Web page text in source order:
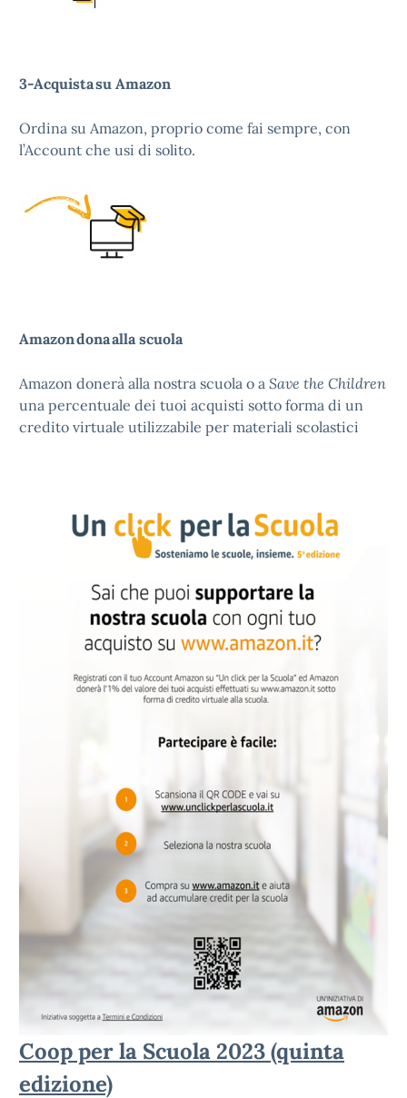
3-Acquistasu Amazon
Ordina su Amazon, proprio come fai sempre, con
l’Account che usi di solito.
Amazondonaalla scuola
Amazon donerà alla nostra scuola o a Save the Children
una percentuale dei tuoi acquisti sotto forma di un
credito virtuale utilizzabile per materiali scolastici
Coop per la Scuola 2023 (quinta
edizione)